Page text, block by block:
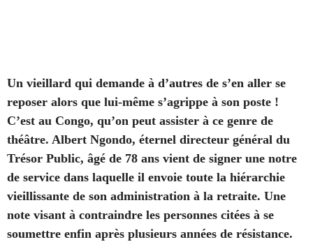
Un vieillard qui demande à d’autres de s’en aller se
reposer alors que lui-même s’agrippe à son poste !
C’est au Congo, qu’on peut assister à ce genre de
théâtre. Albert Ngondo, éternel directeur général du
Trésor Public, âgé de 78 ans vient de signer une notre
de service dans laquelle il envoie toute la hiérarchie
vieillissante de son administration à la retraite. Une
note visant à contraindre les personnes citées à se
soumettre enfin après plusieurs années de résistance.